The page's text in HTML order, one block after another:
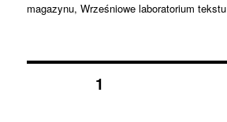
publikacji
magazynu,Wrześniowe laboratorium tekstu
Nawigacja
STRONA1